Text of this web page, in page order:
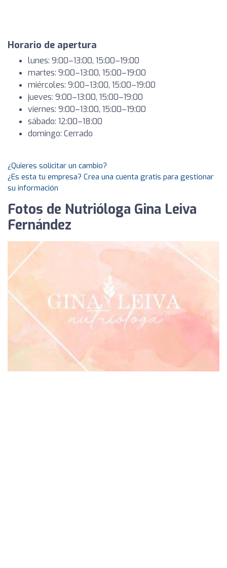
Horario de apertura
lunes: 9:00–13:00, 15:00–19:00
martes: 9:00–13:00, 15:00–19:00
miércoles: 9:00–13:00, 15:00–19:00
jueves: 9:00–13:00, 15:00–19:00
viernes: 9:00–13:00, 15:00–19:00
sábado: 12:00–18:00
domingo: Cerrado
¿Quieres solicitar un cambio?
¿Es esta tu empresa? Crea una cuenta gratis para gestionar
su información
Fotos de Nutrióloga Gina Leiva
Fernández